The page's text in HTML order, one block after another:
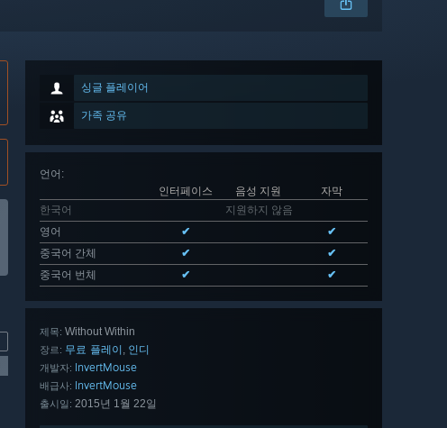
싱글 플레이어
가족 공유
언어 :
인터페이스
음성 지원
자막
한국어
지원하지 않음
영어
✔
✔
중국어 간체
✔
✔
중국어 번체
✔ ✔
제목: Without Within
장르: 무료 플레이, 인디
개발자: InvertMouse
배급사: InvertMouse
출시일: 2015년 1월 22일